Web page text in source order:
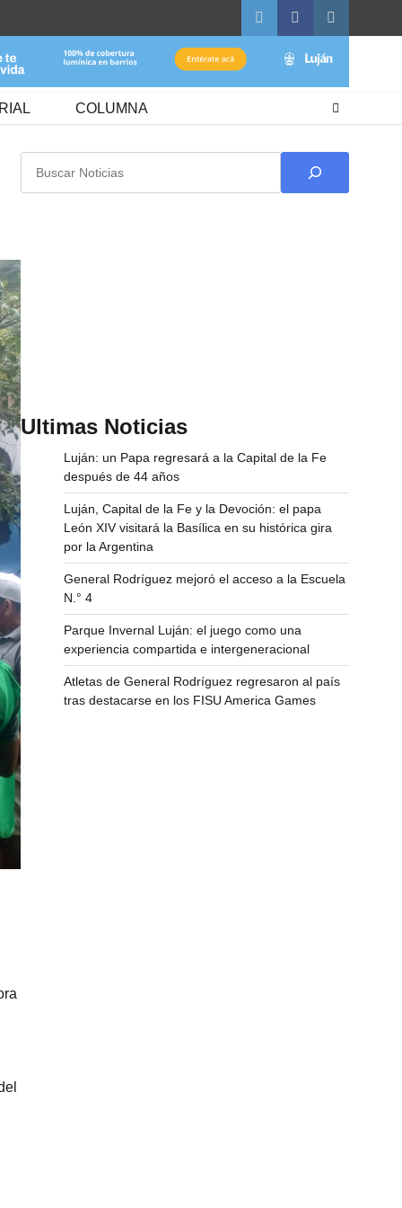
TwitterFacebookInstagram
COLUMNA
Ultimas Noticias
Luján: un Papa regresará a la Capital de la Fe
después de 44 años
Luján, Capital de la Fe y la Devoción: el papa
León XIV visitará la Basílica en su histórica gira
por la Argentina
General Rodríguez mejoró el acceso a la Escuela
N.° 4
Parque Invernal Luján: el juego como una
experiencia compartida e intergeneracional
Atletas de General Rodríguez regresaron al país
tras destacarse en los FISU America Games